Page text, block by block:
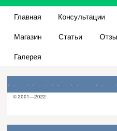
Главная Консультации
Магазин
Статьи
Галерея
© 2001—2022